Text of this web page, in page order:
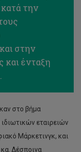
την
στην
και ένταξη
στο βήμα
εταιρειών
Μάρκετινγκ, και
Δέσποινα